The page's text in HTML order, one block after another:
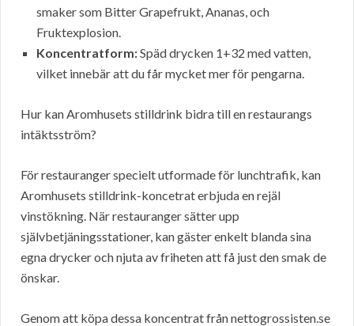
smaker som Bitter Grapefrukt, Ananas, och
Fruktexplosion.
Koncentratform:Späd drycken 1+32 med vatten,
vilket innebär att du får mycket mer för pengarna.
Hur kan Aromhusets stilldrink bidra till en restaurangs
intäktsström?
För restauranger specielt utformade för lunchtrafik, kan
Aromhusets stilldrink-koncetrat erbjuda en rejäl
vinstökning. När restauranger sätter upp
självbetjäningsstationer, kan gäster enkelt blanda sina
egna drycker och njuta av friheten att få just den smak de
önskar.
Genom att köpa dessa koncentrat från nettogrossisten.se